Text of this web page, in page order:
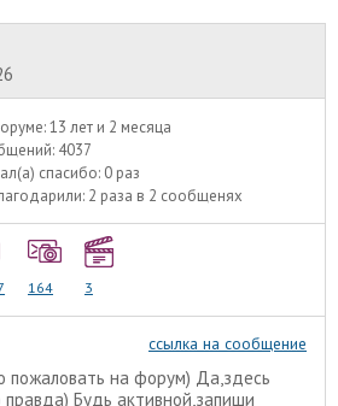
13 лет и 2 месяца
4037
спасибо: 0 раз
2 раза в 2 сообщенях
164 3
ссылка на сообщение
пожаловать на форум) Да,здесь
Будь активной,запиши